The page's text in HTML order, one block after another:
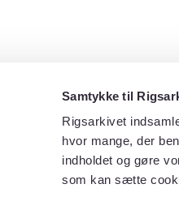
Samtykke til
Rigsarkivet
hvor mange, der
indholdet og gøre
som kan sætte